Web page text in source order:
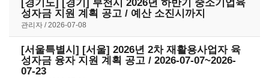
[경기도] [경기] 부천시 2026년 하반기 중소기업육
성자금 지원 계획 공고 / 예산 소진시까지
관리자 2026-07-08
[서울특별시] [서울] 2026년 2차 재활용사업자 육
성자금 융자 지원 계획 공고 / 2026-07-07~2026-
07-23